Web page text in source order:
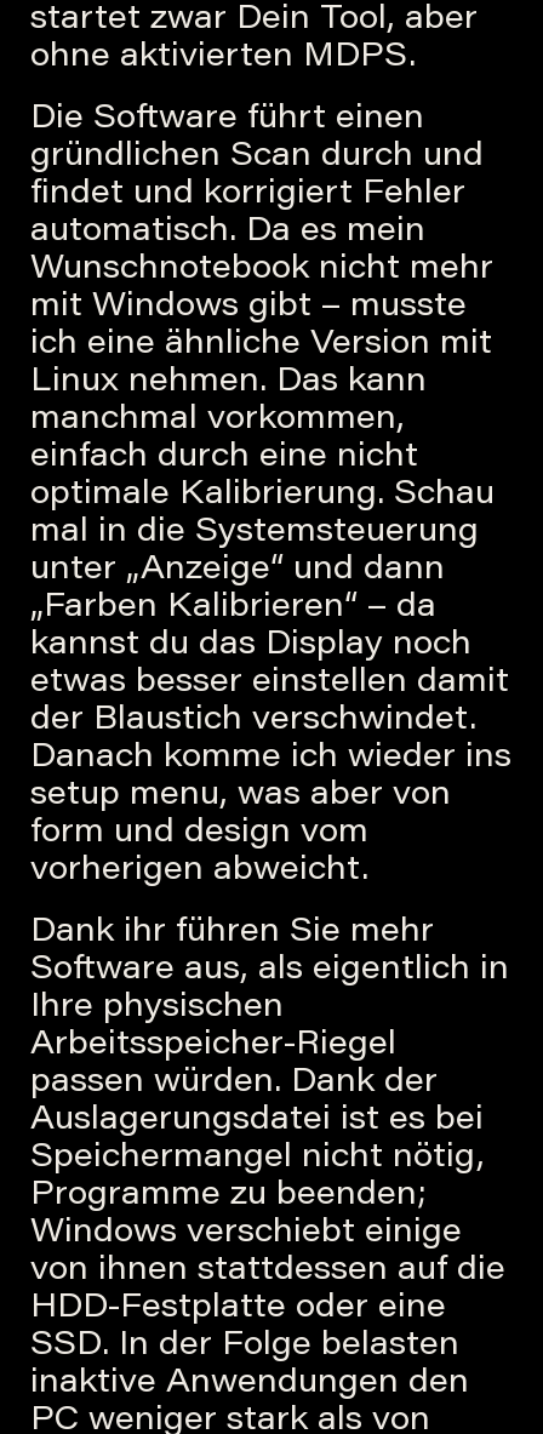
startet zwar Dein Tool, aber
ohne aktivierten MDPS.
Die Software führt einen
gründlichen Scan durch und
findet und korrigiert Fehler
automatisch. Da es mein
Wunschnotebook nicht mehr
mit Windows gibt – musste
ich eine ähnliche Version mit
Linux nehmen. Das kann
manchmal vorkommen,
einfach durch eine nicht
optimale Kalibrierung. Schau
mal in die Systemsteuerung
unter „Anzeige“ und dann
„Farben Kalibrieren“ – da
kannst du das Display noch
etwas besser einstellen damit
der Blaustich verschwindet.
Danach komme ich wieder ins
setup menu, was aber von
form und design vom
vorherigen abweicht.
Dank ihr führen Sie mehr
Software aus, als eigentlich in
Ihre physischen
Arbeitsspeicher-Riegel
passen würden. Dank der
Auslagerungsdatei ist es bei
Speichermangel nicht nötig,
Programme zu beenden;
Windows verschiebt einige
von ihnen stattdessen auf die
HDD-Festplatte oder eine
SSD. In der Folge belasten
inaktive Anwendungen den
PC weniger stark als von